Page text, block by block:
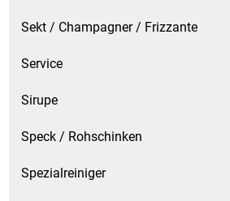
Sekt / Champagner / Frizzante
Service
Sirupe
Speck / Rohschinken
Spezialreiniger